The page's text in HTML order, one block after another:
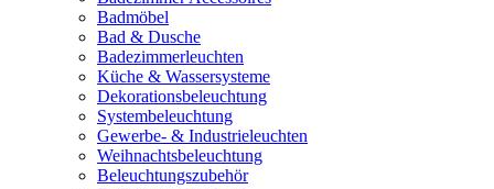
Badmöbel
Bad & Dusche
Badezimmerleuchten
Küche & Wassersysteme
Dekorationsbeleuchtung
Systembeleuchtung
Gewerbe- & Industrieleuchten
Weihnachtsbeleuchtung
Beleuchtungszubehör